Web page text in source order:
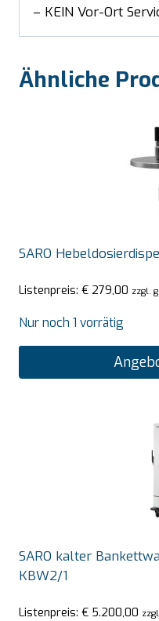
– KEIN Vor-Ort
Ähnliche
SARO
Listenpreis: € 279,00 zzgl.
Nur noch 1 vorrätig
SARO kalter
KBW2/1
Listenpreis: € 5.200,00